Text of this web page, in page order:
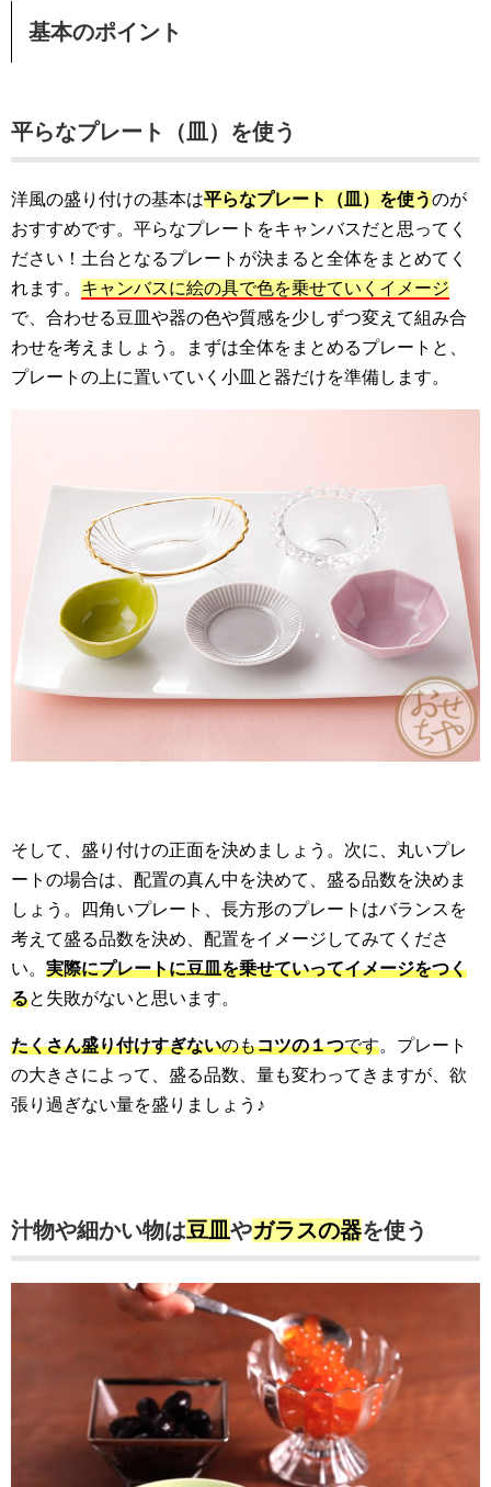
基本のポイント
平らなプレート（皿）を使う
洋風の盛り付けの基本は平らなプレート（皿）を使うのが
おすすめです。平らなプレートをキャンバスだと思ってく
ださい！土台となるプレートが決まると全体をまとめてく
れます。 キャンバスに絵の具で色を乗せていくイメージ
で、合わせる豆皿や器の色や質感を少しずつ変えて組み合
わせを考えましょう。まずは全体をまとめるプレートと、
プレートの上に置いていく小皿と器だけを準備します。
そして、盛り付けの正面を決めましょう。次に、丸いプレ
ートの場合は、配置の真ん中を決めて、盛る品数を決めま
しょう。四角いプレート、長方形のプレートはバランスを
考えて盛る品数を決め、配置をイメージしてみてくださ
い。 実際にプレートに豆皿を乗せていってイメージをつく
ると失敗がないと思います。
たくさん盛り付けすぎないのもコツの１つです。プレート
の大きさによって、盛る品数、量も変わってきますが、欲
張り過ぎない量を盛りましょう♪
汁物や細かい物は豆皿 やガラスの器を使う